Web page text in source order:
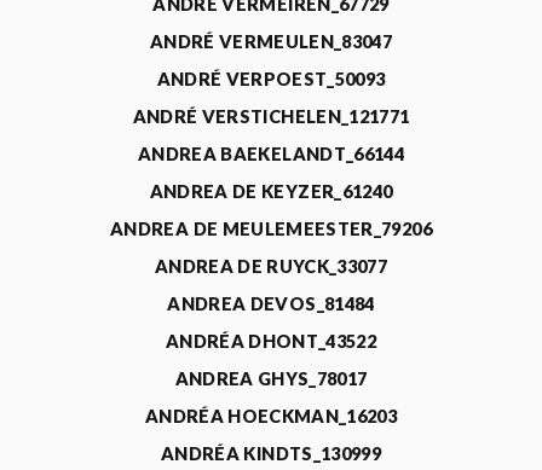
ANDRÉ VERMEIREN_67729
ANDRÉ VERMEULEN_83047
ANDRÉ VERPOEST_50093
ANDRÉ VERSTICHELEN_121771
ANDREA BAEKELANDT_66144
ANDREA DE KEYZER_61240
ANDREA DE MEULEMEESTER_79206
ANDREA DE RUYCK_33077
ANDREA DEVOS_81484
ANDRÉA DHONT_43522
ANDREA GHYS_78017
ANDRÉA HOECKMAN_16203
ANDRÉA KINDTS_130999